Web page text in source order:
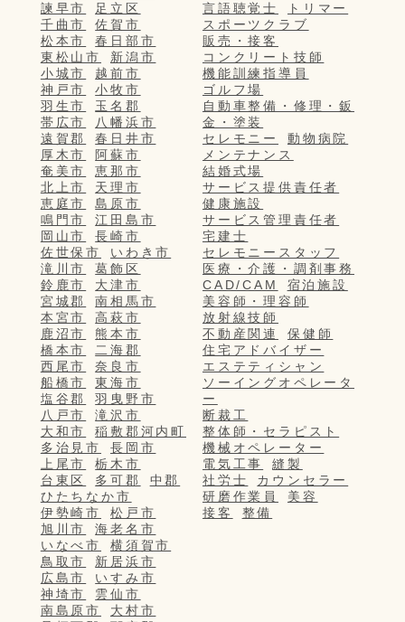
諫早市
足立区
千曲市
佐賀市
松本市
春日部市
東松山市
新潟市
小城市
越前市
神戸市
小牧市
羽生市
玉名郡
帯広市
八幡浜市
遠賀郡
春日井市
厚木市
阿蘇市
奄美市
恵那市
北上市
天理市
恵庭市
島原市
鳴門市
江田島市
岡山市
長崎市
佐世保市
いわき市
滝川市
葛飾区
鈴鹿市
大津市
宮城郡
南相馬市
本宮市
高萩市
鹿沼市
熊本市
橋本市
二海郡
西尾市
奈良市
船橋市
東海市
塩谷郡
羽曳野市
八戸市
滝沢市
大和市
稲敷郡河内町
多治見市
長岡市
上尾市
栃木市
台東区
多可郡
中郡
ひたちなか市
伊勢崎市
松戸市
旭川市
海老名市
いなべ市
横須賀市
鳥取市
新居浜市
広島市
いすみ市
神埼市
雲仙市
南島原市
大村市
言語聴覚士
トリマー
スポーツクラブ
販売・接客
コンクリート技師
機能訓練指導員
ゴルフ場
自動車整備・修理・鈑
金・塗装
セレモニー
動物病院
メンテナンス
結婚式場
サービス提供責任者
健康施設
サービス管理責任者
宅建士
セレモニースタッフ
医療・介護・調剤事務
CAD/CAM
宿泊施設
美容師・理容師
放射線技師
不動産関連
保健師
住宅アドバイザー
エステティシャン
ソーイングオペレータ
ー
断裁工
整体師・セラピスト
機械オペレーター
電気工事
縫製
社労士
カウンセラー
研磨作業員
美容
接客
整備